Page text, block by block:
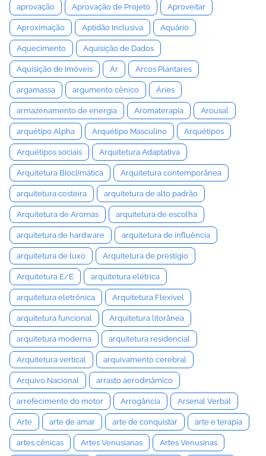
aprovação Aprovação de Projeto Aproveitar
Aproximação Aptidão Inclusiva Aquário
Aquecimento Aquisição de Dados
Aquisição de Imóveis Ar Arcos Plantares
argamassa argumento cênico Áries
armazenamento de energia Aromaterapia Arousal
arquétipo Alpha Arquétipo Masculino Arquétipos
Arquétipos sociais Arquitetura Adaptativa
Arquitetura Bioclimática Arquitetura contemporânea
arquitetura costeira arquitetura de alto padrão
Arquitetura de Aromas arquitetura de escolha
arquitetura de hardware arquitetura de influência
arquitetura de luxo Arquitetura de prestígio
Arquitetura E/E arquitetura elétrica
arquitetura eletrônica Arquitetura Flexível
arquitetura funcional Arquitetura litorânea
arquitetura moderna arquitetura residencial
Arquitetura vertical arquivamento cerebral
Arquivo Nacional arrasto aerodinâmico
arrefecimento do motor Arrogância Arsenal Verbal
Arte arte de amar arte de conquistar arte e terapia
artes cênicas Artes Venusianas Artes Venusinas